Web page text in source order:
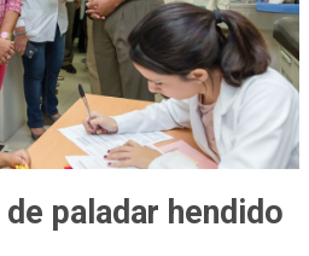
paladar hendido